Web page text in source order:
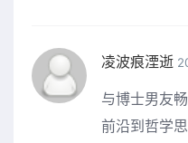
凌波痕湮逝
与博士男友
前沿到哲学